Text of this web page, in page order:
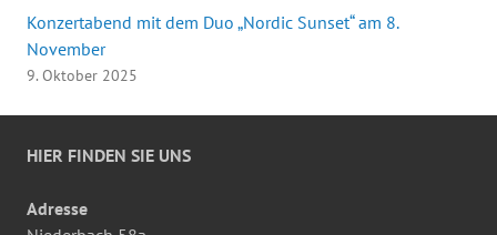
Konzertabend mit dem Duo „Nordic Sunset“ am 8.
November
9. Oktober 2025
HIER FINDEN SIE UNS
Adresse